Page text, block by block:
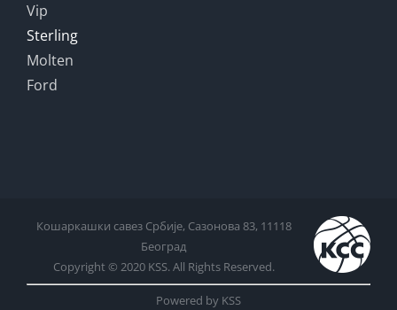
Vip
Sterling
Molten
Ford
Кошаркашки савез Србије, Сазонова 83, 11118
Београд
Copyright © 2020 KSS. All Rights Reserved.
Powered by KSS